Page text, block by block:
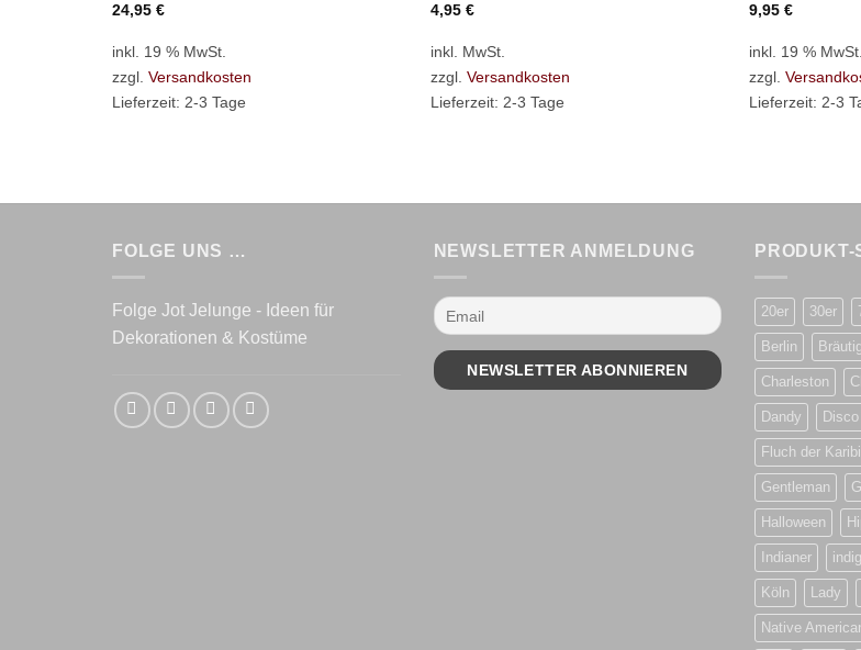
24,95 €
inkl. 19 % MwSt.
zzgl. Versandkosten
Lieferzeit: 2-3 Tage
4,95 €
inkl. MwSt.
zzgl. Versandkosten
Lieferzeit: 2-3 Tage
9,95 €
inkl. 19 % MwSt.
zzgl.
Lieferzeit: 2-3
FOLGE UNS …
Folge Jot Jelunge - Ideen für
Dekorationen & Kostüme
NEWSLETTER ANMELDUNG
20er 30er
Berlin
Charleston
Dandy Disco
Fluch der
Gentleman
Halloween
Indianer
Köln Lady
Native